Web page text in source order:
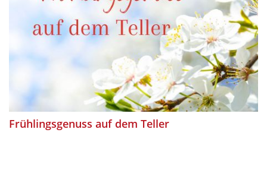
Frühlingsgenuss auf dem Teller